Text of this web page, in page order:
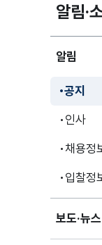
알림·
알림
공지
인사
채용정
입찰정
보도·뉴스